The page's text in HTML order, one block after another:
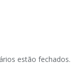
estão fechados.